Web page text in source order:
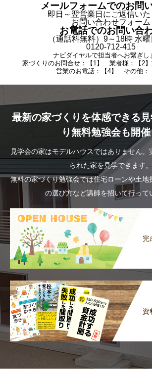
メールフォームでのお問
即日～翌営業日にご返信い
お問い合わせフォーム
お電話でのお問い合
（通話料無料）9～18時 水
0120-712-415
ナビダイヤルで担当者へお繋ぎし
家づくりのお問合せ：【1】 業者様：【2
営業のお電話：【4】 その他：
最新の家づくりを体感できる見
り無料勉強会も開催
見学会の家はモデルハウスではありません。
られた家を見学できます。
無料の家づくり勉強会では住宅ローンや土地
の選び方など講師を招いて行って
完
資